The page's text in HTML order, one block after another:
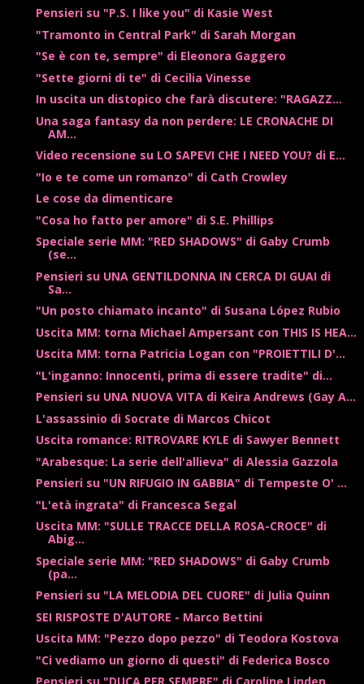
Pensieri su "P.S. I like you" di Kasie West
"Tramonto in Central Park" di Sarah Morgan
"Se è con te, sempre" di Eleonora Gaggero
"Sette giorni di te" di Cecilia Vinesse
In uscita un distopico che farà discutere: "RAGAZZ...
Una saga fantasy da non perdere: LE CRONACHE DI
AM...
Video recensione su LO SAPEVI CHE I NEED YOU? di E...
"Io e te come un romanzo" di Cath Crowley
Le cose da dimenticare
"Cosa ho fatto per amore" di S.E. Phillips
Speciale serie MM: "RED SHADOWS" di Gaby Crumb
(se...
Pensieri su UNA GENTILDONNA IN CERCA DI GUAI di
Sa...
"Un posto chiamato incanto" di Susana López Rubio
Uscita MM: torna Michael Ampersant con THIS IS HEA...
Uscita MM: torna Patricia Logan con "PROIETTILI D'...
"L'inganno: Innocenti, prima di essere tradite" di...
Pensieri su UNA NUOVA VITA di Keira Andrews (Gay A...
L'assassinio di Socrate di Marcos Chicot
Uscita romance: RITROVARE KYLE di Sawyer Bennett
"Arabesque: La serie dell'allieva" di Alessia Gazzola
Pensieri su "UN RIFUGIO IN GABBIA" di Tempeste O' ...
"L'età ingrata" di Francesca Segal
Uscita MM: "SULLE TRACCE DELLA ROSA-CROCE" di
Abig...
Speciale serie MM: "RED SHADOWS" di Gaby Crumb
(pa...
Pensieri su "LA MELODIA DEL CUORE" di Julia Quinn
SEI RISPOSTE D'AUTORE - Marco Bettini
Uscita MM: "Pezzo dopo pezzo" di Teodora Kostova
"Ci vediamo un giorno di questi" di Federica Bosco